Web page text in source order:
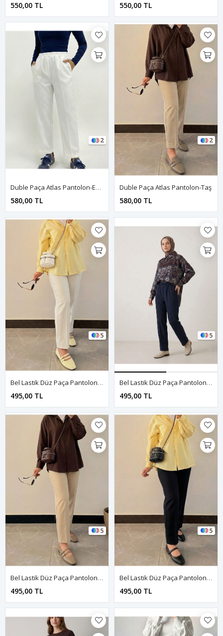
550,00 TL 550,00 TL
2
Duble Paça Atlas Pantolon-Ekru
580,00 TL
2
Duble Paça Atlas Pantolon-Taş
580,00 TL
5
Bel Lastik Düz Paça Pantolon-Ekru
495,00 TL
5
Bel Lastik Düz Paça Pantolon-Lacivert
495,00 TL
5
Bel Lastik Düz Paça Pantolon-Taş
495,00 TL
5
Bel Lastik Düz Paça Pantolon-Siyah
495,00 TL